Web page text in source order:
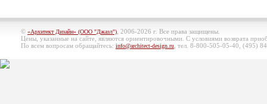
© «Архитект Дизайн» (ООО "Джазл") , 2006-2026 г. Все права защищены.
Цены, указанные на сайте, являются ориентировочными. С условиями возврата
По всем вопросам обращайтесь: info@architect-design.ru , тел. 8-800-505-05-40, (495)